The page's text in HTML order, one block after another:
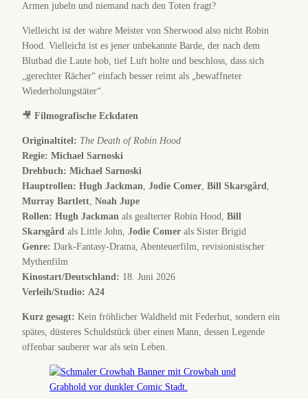
Armen jubeln und niemand nach den Toten fragt?
Vielleicht ist der wahre Meister von Sherwood also nicht Robin
Hood. Vielleicht ist es jener unbekannte Barde, der nach dem
Blutbad die Laute hob, tief Luft holte und beschloss, dass sich
„gerechter Rächer“ einfach besser reimt als „bewaffneter
Wiederholungstäter“.
🎥 Filmografische Eckdaten
Originaltitel: The Death of Robin Hood
Regie: Michael Sarnoski
Drehbuch: Michael Sarnoski
Hauptrollen: Hugh Jackman, Jodie Comer, Bill Skarsgård,
Murray Bartlett, Noah Jupe
Rollen: Hugh Jackman als gealterter Robin Hood, Bill
Skarsgård als Little John, Jodie Comer als Sister Brigid
Genre: Dark-Fantasy-Drama, Abenteuerfilm, revisionistischer
Mythenfilm
Kinostart/Deutschland: 18. Juni 2026
Verleih/Studio: A24
Kurz gesagt: Kein fröhlicher Waldheld mit Federhut, sondern ein
spätes, düsteres Schuldstück über einen Mann, dessen Legende
offenbar sauberer war als sein Leben.